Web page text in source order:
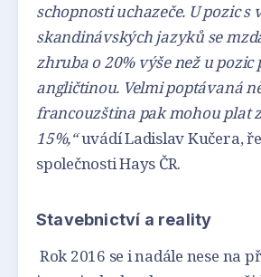
schopnosti uchazeče. U pozic s
skandinávských jazyků se
zhruba o 20% výše než u pozic
angličtinou. Velmi poptávaná
francouzština pak mohou plat
15%,“uvádí Ladislav Kučera,
společnosti Hays ČR.
Stavebnictví a reality
Rok 2016 se i nadále nese na